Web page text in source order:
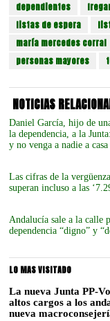
dependientes
listas de espera
maría mercedes corral
personas mayores
NOTICIAS
Daniel García, hijo de
la dependencia, a la
y no venga a nadie a
Las cifras de la
superan incluso a las
Andalucía sale a la calle
dependencia “digno” y
LO MAS VISITADO
La nueva Junta PP-
altos cargos a los
nueva